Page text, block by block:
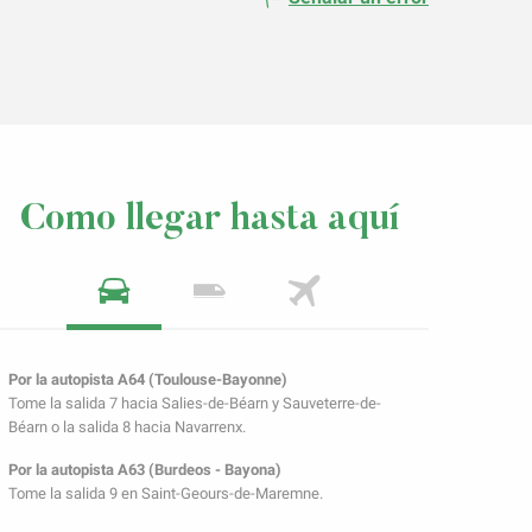
Como llegar hasta aquí
Por la autopista A64 (Toulouse-Bayonne)
Tome la salida 7 hacia Salies-de-Béarn y Sauveterre-de-
Béarn o la salida 8 hacia Navarrenx.
Por la autopista A63 (Burdeos - Bayona)
Tome la salida 9 en Saint-Geours-de-Maremne.